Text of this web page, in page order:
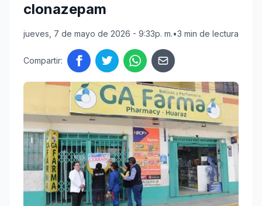
clonazepam
jueves, 7 de mayo de 2026 - 9:33p. m.•3 min de lectura
Compartir: